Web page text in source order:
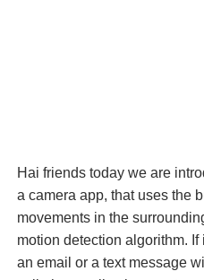
Hai friends today we are
a camera app, that uses the
movements in the
motion detection algorithm.
an email or a text message